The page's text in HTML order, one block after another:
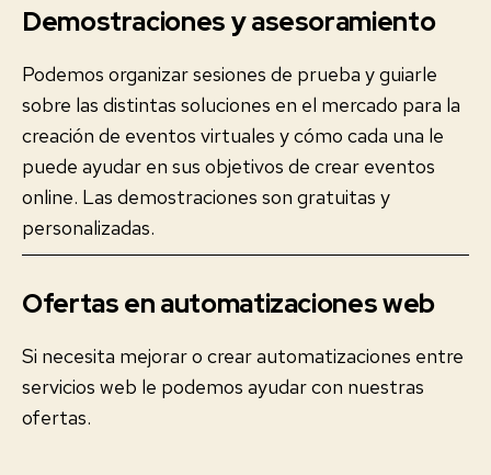
Demostraciones y asesoramiento
Podemos organizar sesiones de prueba y guiarle
sobre las distintas soluciones en el mercado para la
creación de eventos virtuales y cómo cada una le
puede ayudar en sus objetivos de crear eventos
online. Las demostraciones son gratuitas y
personalizadas.
Ofertas en automatizaciones web
Si necesita mejorar o crear automatizaciones entre
servicios web le podemos ayudar con nuestras
ofertas.